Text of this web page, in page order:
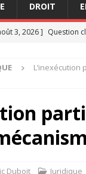
DROIT
3, 2026 ] Question
30, 2026 ]
4, 2026 ] Les
Duboit Juridique